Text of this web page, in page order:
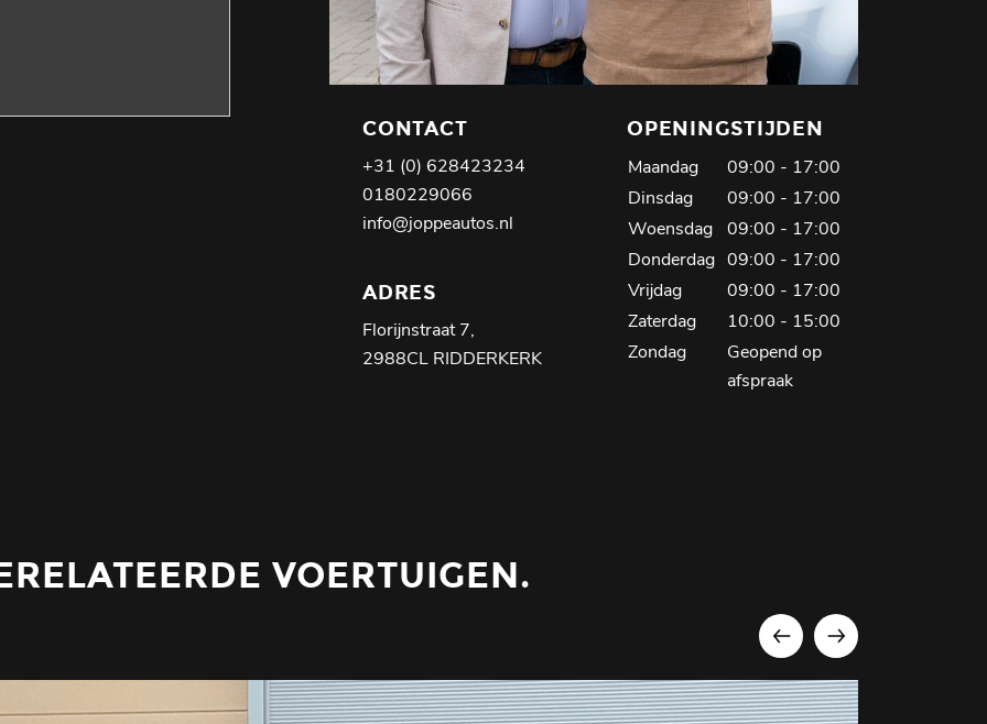
CONTACT
+31­ (0) 628423234
0180229066
info@joppeautos.nl
ADRES
Florijnstraat 7,
2988CL RIDDERKERK
OPENINGSTIJDEN
Maandag
09:00 - 17:00
Dinsdag
09:00 - 17:00
Woensdag 09:00 - 17:00
Donderdag 09:00 - 17:00
Vrijdag
09:00 - 17:00
Zaterdag
10:00 - 15:00
Zondag
Geopend op
afspraak
VOERTUIGEN.